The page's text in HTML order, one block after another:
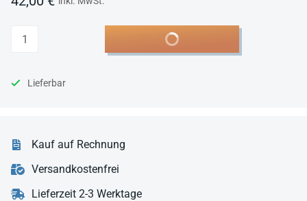
Anzahl In den Warenkorb
Lieferbar
Kauf auf Rechnung
Versandkostenfrei
Lieferzeit 2-3 Werktage